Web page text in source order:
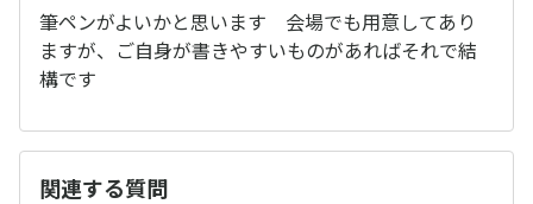
筆ペンがよいかと思います 会場でも用意してあり
ますが、ご自身が書きやすいものがあればそれで結
構です
関連する質問